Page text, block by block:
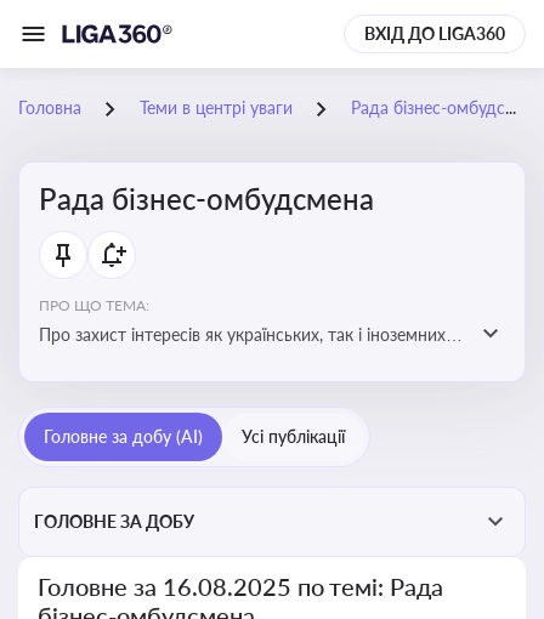
ВХІД ДО LIGA360
Головна Теми в центрі уваги Рада бізнес-омбудсмена
Рада бізнес-омбудсмена
ПРО ЩО ТЕМА:
Про захист інтересів як українських, так і іноземних
Головне за добу (AI) Усі публікації
ГОЛОВНЕ ЗА ДОБУ
Головне за 16.08.2025 по темі: Рада